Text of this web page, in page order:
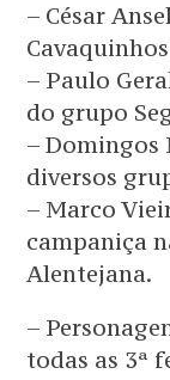
– César
– Paulo
do grupo
– Domingos
diversos
– Marco
campaniça
Alentejana.
–
todas as 3ª